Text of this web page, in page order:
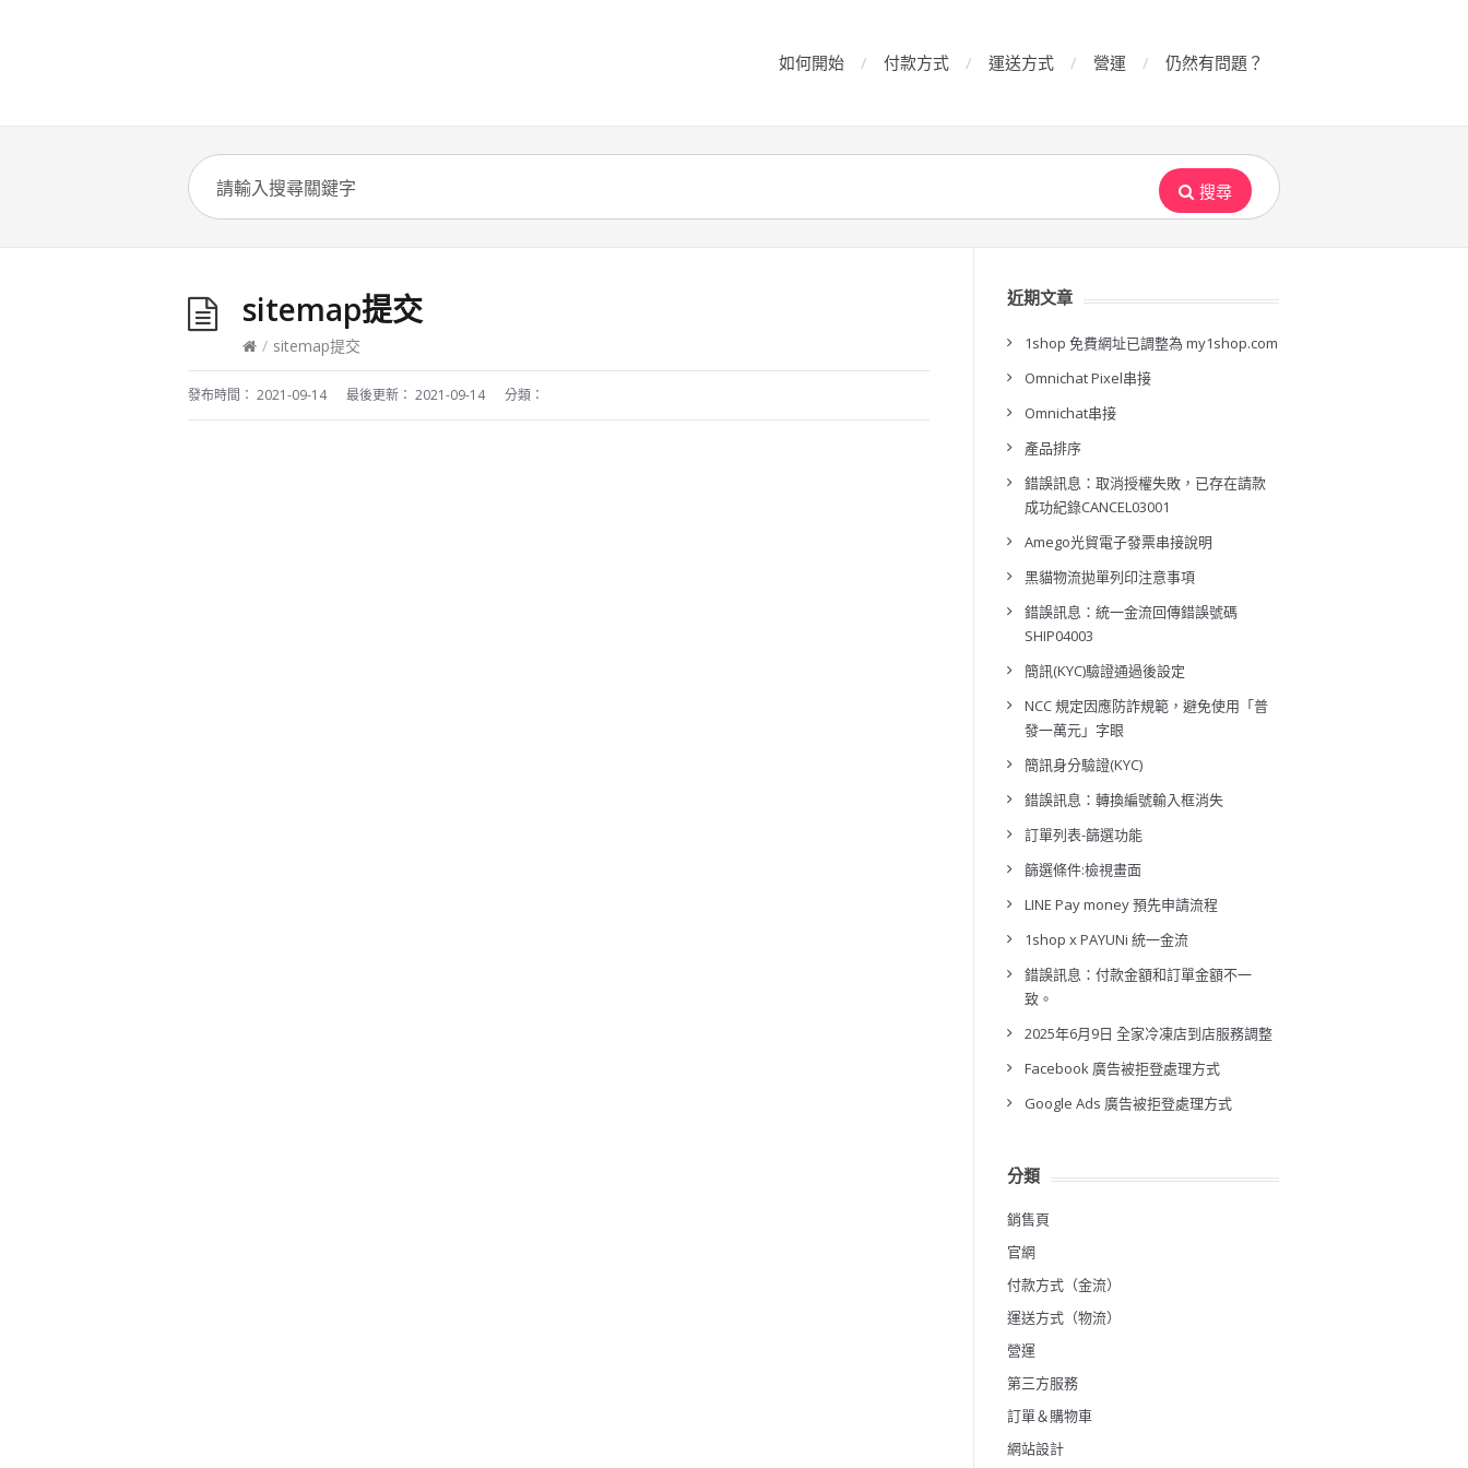
如何開始 付款方式 運送方式 營運 仍然有問題？
搜尋
sitemap提交
/ sitemap提交
發布時間： 2021-09-14 最後更新： 2021-09-14 分類：
近期文章
1shop 免費網址已調整為 my1shop.com
Omnichat Pixel串接
Omnichat串接
產品排序
錯誤訊息：取消授權失敗，已存在請款
成功紀錄CANCEL03001
Amego光貿電子發票串接說明
黑貓物流拋單列印注意事項
錯誤訊息：統一金流回傳錯誤號碼
SHIP04003
簡訊(KYC)驗證通過後設定
NCC 規定因應防詐規範，避免使用「普
發一萬元」字眼
簡訊身分驗證(KYC)
錯誤訊息：轉換編號輸入框消失
訂單列表-篩選功能
篩選條件:檢視畫面
LINE Pay money 預先申請流程
1shop x PAYUNi 統一金流
錯誤訊息：付款金額和訂單金額不一
致。
2025年6月9日 全家冷凍店到店服務調整
Facebook 廣告被拒登處理方式
Google Ads 廣告被拒登處理方式
分類
銷售頁
官網
付款方式（金流）
運送方式（物流）
營運
第三方服務
訂單＆購物車
網站設計